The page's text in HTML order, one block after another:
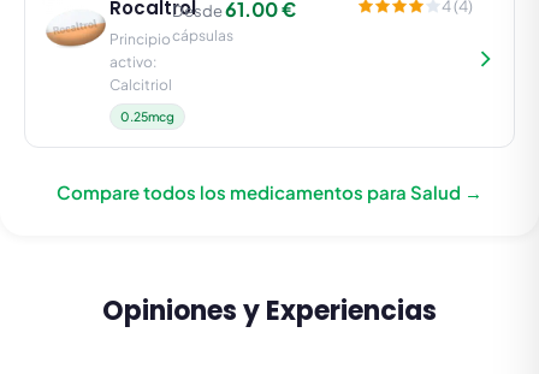
Rocaltrol
Principio
activo:
Calcitriol
0.25mcg
Desde61.00 €
cápsulas
4 (4)
Compare todos los medicamentos para Salud →
Opiniones y Experiencias